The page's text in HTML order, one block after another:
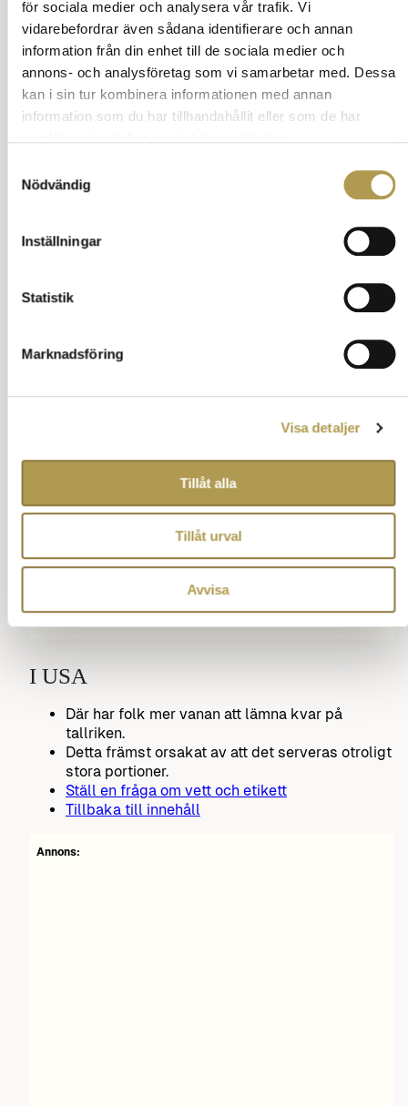
för sociala medier och analysera vår trafik. Vi
vidarebefordrar även sådana identifierare och annan
information från din enhet till de sociala medier och
annons- och analysföretag som vi samarbetar med. Dessa
kan i sin tur kombinera informationen med annan
information som du har tillhandahållit eller som de har
Nödvändig
Inställningar
Statistik
Marknadsföring
Visa detaljer
Tillåt alla
Tillåt urval
Avvisa
Nej det finns ingen sådan regel som att man ska
lämna på tallriken.
Även om man ibland hör den kommentaren att
det är ”fint” att lämna något kvar.
Glöm bort sådana påståenden.
I USA
Där har folk mer vanan att lämna kvar på
tallriken.
Detta främst orsakat av att det serveras otroligt
stora portioner.
Ställ en fråga om vett och etikett
Tillbaka till innehåll
Annons: